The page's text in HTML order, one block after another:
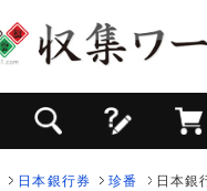
日本銀行券 珍番
日本銀